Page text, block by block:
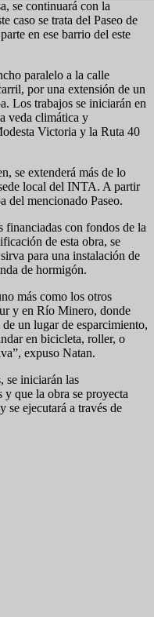
se continuará con la
caso se trata del Paseo de
en ese barrio del este
paralelo a la calle
por una extensión de un
Los trabajos se iniciarán en
veda climática y
Victoria y la Ruta 40
se extenderá más de lo
local del INTA. A partir
del mencionado Paseo.
con fondos de la
de esta obra, se
para una instalación de
de hormigón.
más como los otros
y en Río Minero, donde
un lugar de esparcimiento,
en bicicleta, roller, o
expuso Natan.
se iniciarán las
y que la obra se proyecta
ejecutará a través de